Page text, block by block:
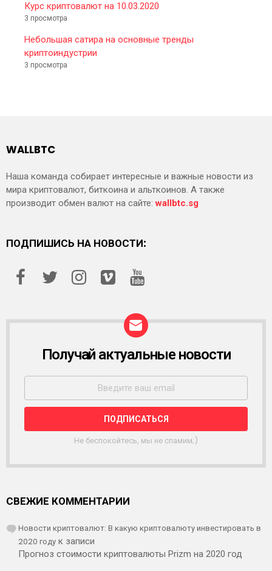
Курс криптовалют на 10.03.2020
3 просмотра
Небольшая сатира на основные тренды
криптоиндустрии
3 просмотра
WALLBTC
Наша команда собирает интересные и важные новости из
мира криптовалют, биткоина и альткоинов. А также
производит обмен валют на сайте:wallbtc.sg
ПОДПИШИСЬ НА НОВОСТИ:
С
Ы
Л
К
Получай актуальные новости
Не беспокойтесь, мы не спамим;)
СВЕЖИЕ КОММЕНТАРИИ
Новости криптовалют: В какую криптовалюту инвестировать в
2020 году к записи
Прогноз стоимости криптовалюты Prizm на 2020 год